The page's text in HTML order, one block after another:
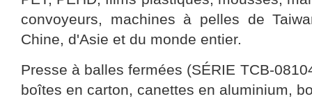
convoyeurs, machines à pelles de
Chine, d'Asie et du monde entier.
Presse à balles fermées (SÉRIE TCB-
boîtes en carton, canettes en aluminium,